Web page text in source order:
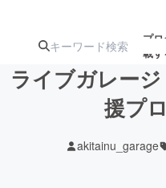
プ
載
ターン
ジェクト
ライブガレー
援プ
akitainu_garage